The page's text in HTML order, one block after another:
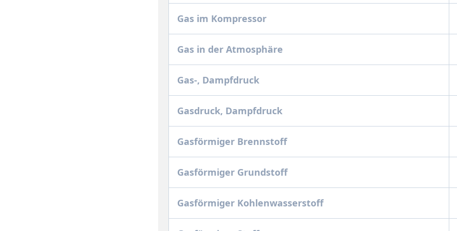
Gas im Kompressor
Gas in der Atmosphäre
Gas-, Dampfdruck
Gasdruck, Dampfdruck
Gasförmiger Brennstoff
Gasförmiger Grundstoff
Gasförmiger Kohlenwasserstoff